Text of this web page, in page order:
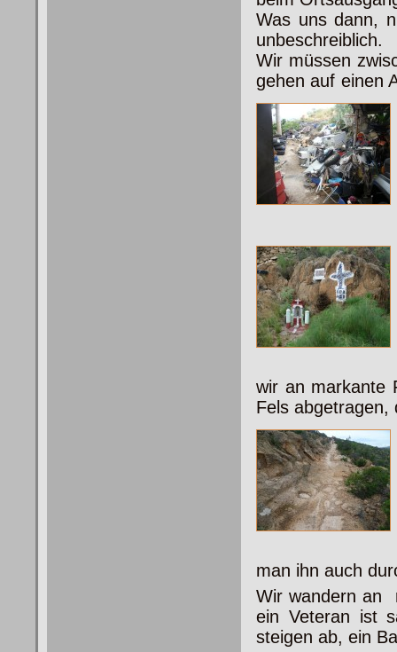
Was uns dann,
unbeschreiblich.
Wir müssen
gehen auf einen
wir an markante
Fels abgetragen,
man ihn auch
Wir wandern an
ein Veteran ist
steigen ab, ein